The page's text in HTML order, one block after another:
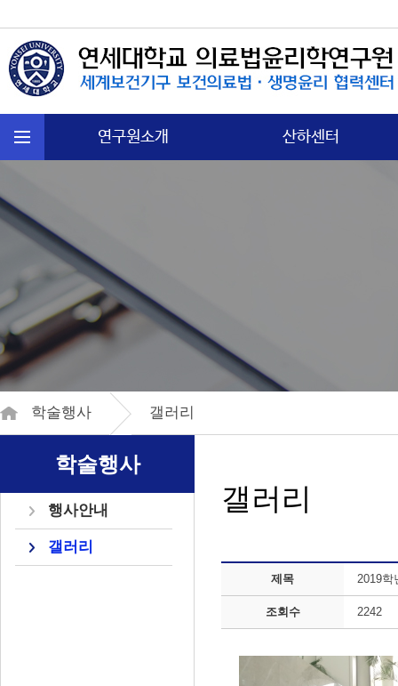
연구원소개 산하센터
학술행사 갤러리
학술행사
행사안내
갤러리
갤러리
제목 2019학
조회수 2242